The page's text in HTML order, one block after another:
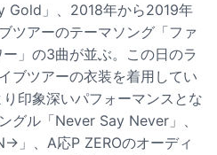
Gold」、2018年から2019年
ツアーのテーマソング「ファ
」の3曲が並ぶ。この日のラ
ブツアーの衣装を着用してい
印象深いパフォーマンスとな
グル「Never Say Never」、
」、A応P ZEROのオーディ